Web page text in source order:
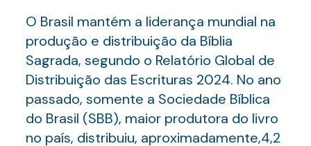
O Brasil mantém a liderança mundial na
produção e distribuição da Bíblia
Sagrada, segundo o Relatório Global de
Distribuição das Escrituras 2024. No ano
passado, somente a Sociedade Bíblica
do Brasil (SBB), maior produtora do livro
no país, distribuiu, aproximadamente,4,2